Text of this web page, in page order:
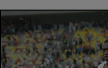
SuperLiga
Liga 2
Cupa